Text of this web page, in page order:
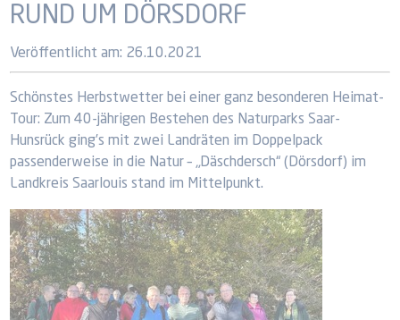
RUND UM DÖRSDORF
Veröffentlicht am: 26.10.2021
Schönstes Herbstwetter bei einer ganz besonderen Heimat-
Tour: Zum 40-jährigen Bestehen des Naturparks Saar-
Hunsrück ging’s mit zwei Landräten im Doppelpack
passenderweise in die Natur – „Däschdersch“ (Dörsdorf) im
Landkreis Saarlouis stand im Mittelpunkt.